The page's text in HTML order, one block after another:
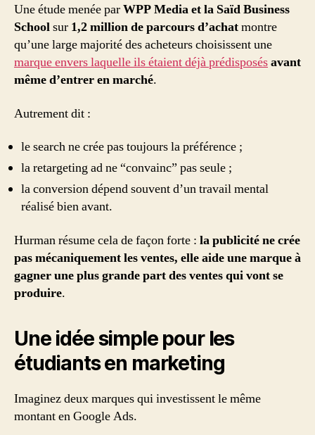
Une étude menée parWPP Media et la Saïd Business
Schoolsur 1,2 million de parcours d’achatmontre
qu’une large majorité des acheteurs choisissent une
marque envers laquelle ils étaient déjà prédisposésavant
même d’entrer en marché.
Autrement dit :
le search ne crée pas toujours la préférence ;
la retargeting ad ne “convainc” pas seule ;
la conversion dépend souvent d’un travail mental
réalisé bien avant.
Hurman résume cela de façon forte : la publicité ne crée
pas mécaniquement les ventes, elle aide une marque à
gagner une plus grande part des ventes qui vont se
produire.
Une idée simple pour les
étudiants en marketing
Imaginez deux marques qui investissent le même
montant en Google Ads.